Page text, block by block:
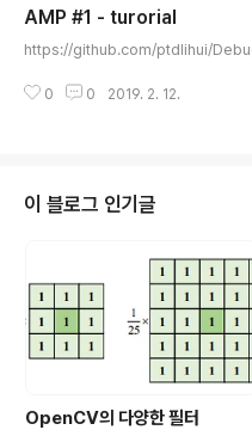
AMP #1 - turorial
https://github.com/ptdlihui/
0 0 2019. 2. 12.
이 블로그 인기글
OpenCV의 다양한 필터